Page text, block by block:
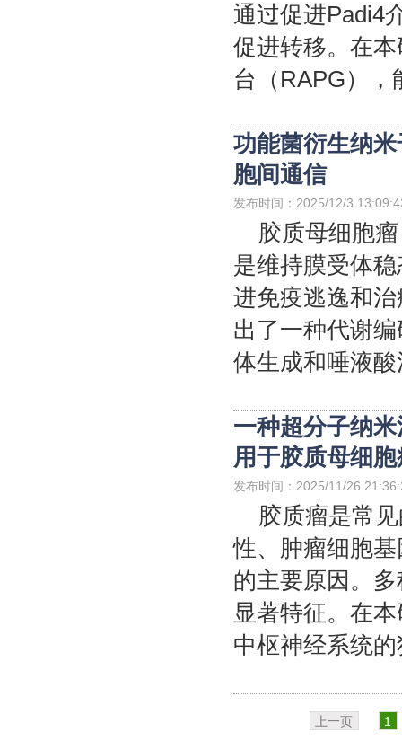
通过促进Padi4
促进转移。在
台（RAPG），
功能菌衍生纳
胞间通信
发布时间：2025/12/3
胶质母细胞
是维持膜受体
进免疫逃逸和
出了一种代谢
体生成和唾液
一种超分子纳
用于胶质母细
发布时间：2025/11/26
胶质瘤是常
性、肿瘤细胞
的主要原因。
显著特征。在
中枢神经系统
上一页 1